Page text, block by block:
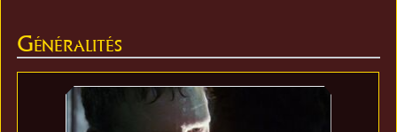
Généralités